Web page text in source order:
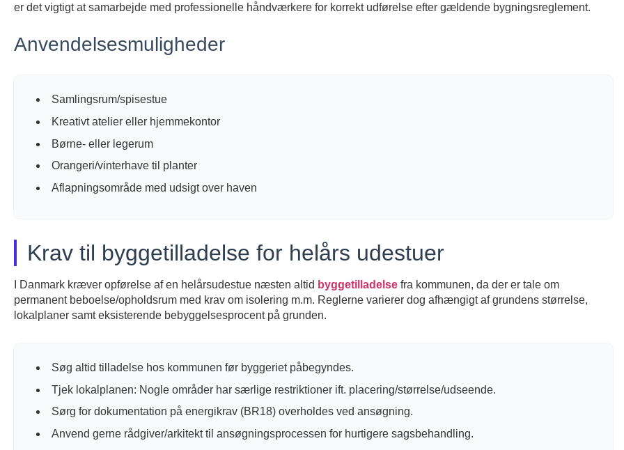
er det vigtigt at samarbejde med professionelle håndværkere for korrekt udførelse efter gældende bygningsreglement.
Anvendelsesmuligheder
Samlingsrum/spisestue
Kreativt atelier eller hjemmekontor
Børne- eller legerum
Orangeri/vinterhave til planter
Aflapningsområde med udsigt over haven
Krav til byggetilladelse for helårs udestuer
I Danmark kræver opførelse af en helårsudestue næsten altid byggetilladelse fra kommunen, da der er tale om
permanent beboelse/opholdsrum med krav om isolering m.m. Reglerne varierer dog afhængigt af grundens størrelse,
lokalplaner samt eksisterende bebyggelsesprocent på grunden.
Søg altid tilladelse hos kommunen før byggeriet påbegyndes.
Tjek lokalplanen: Nogle områder har særlige restriktioner ift. placering/størrelse/udseende.
Sørg for dokumentation på energikrav (BR18) overholdes ved ansøgning.
Anvend gerne rådgiver/arkitekt til ansøgningsprocessen for hurtigere sagsbehandling.